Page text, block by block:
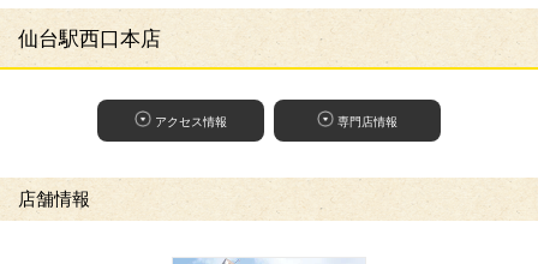
仙台駅西口本店
アクセス情報 専門店情報
店舗情報